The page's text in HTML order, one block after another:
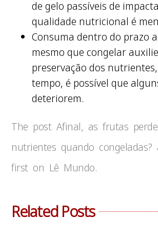
de gelo passíveis de
qualidade nutricional é
Consuma dentro do prazo
mesmo que congelar
preservação dos
tempo, é possível que
deteriorem.
The post Afinal, as frutas
nutrientes quando congeladas?
first on Lê Mundo.
Related Posts